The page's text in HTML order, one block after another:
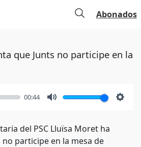
Abonados
que Junts no participe en la
00:44
del PSC Lluïsa Moret ha
participe en la mesa de